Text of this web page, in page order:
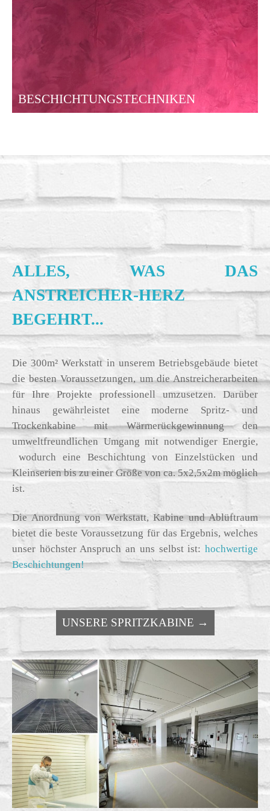
BESCHICHTUNGSTECHNIKEN
ALLES, WAS DAS
ANSTREICHER-HERZ
BEGEHRT...
Die 300m² Werkstatt in unserem Betriebsgebäude bietet
die besten Voraussetzungen, um die Anstreicherarbeiten
für Ihre Projekte professionell umzusetzen. Darüber
hinaus gewährleistet eine moderne Spritz- und
Trockenkabine mit Wärmerückgewinnung den
umweltfreundlichen Umgang mit notwendiger Energie,
wodurch eine Beschichtung von Einzelstücken und
Kleinserien bis zu einer Größe von ca. 5x2,5x2m möglich
ist.
Die Anordnung von Werkstatt, Kabine und Ablüftraum
bietet die beste Voraussetzung für das Ergebnis, welches
unser höchster Anspruch an uns selbst ist: hochwertige
Beschichtungen!
UNSERE SPRITZKABINE →